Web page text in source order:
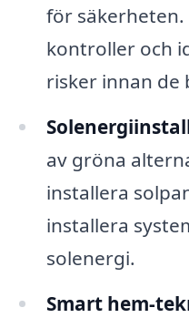
för
kontroller och
risker innan
av gröna
installera
installera
solenergi.
Smart hem-